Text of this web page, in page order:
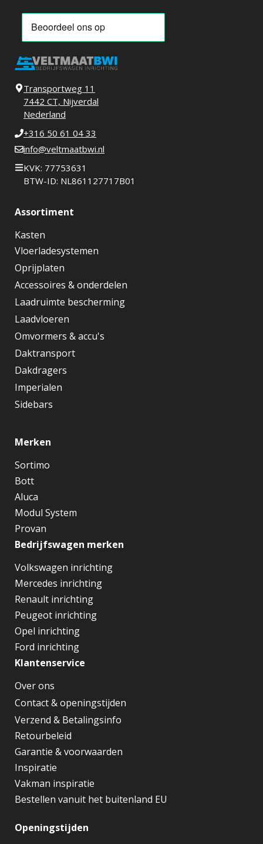
Transportweg 11
7442 CT, Nijverdal
Nederland
+316 50 61 04 33
info@veltmaatbwi.nl
KVK: 77753631
BTW-ID: NL861127717B01
Assortiment
Kasten
Vloerladesystemen
Oprijplaten
Accessoires & onderdelen
Laadruimte bescherming
Laadvloeren
Omvormers & accu's
Daktransport
Dakdragers
Imperialen
Sidebars
Merken
Sortimo
Bott
Aluca
Modul System
Provan
Bedrijfswagen merken
Volkswagen inrichting
Mercedes inrichting
Renault inrichting
Peugeot inrichting
Opel inrichting
Ford inrichting
Klantenservice
Over ons
Contact & openingstijden
Verzend & Betalingsinfo
Retourbeleid
Garantie & voorwaarden
Inspiratie
Vakman inspiratie
Bestellen vanuit het buitenland EU
Openingstijden